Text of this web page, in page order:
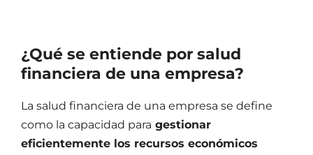
¿Qué se entiende por salud
financiera de una empresa?
La salud financiera de una empresa se define
como la capacidad para gestionar
eficientemente los recursos económicos